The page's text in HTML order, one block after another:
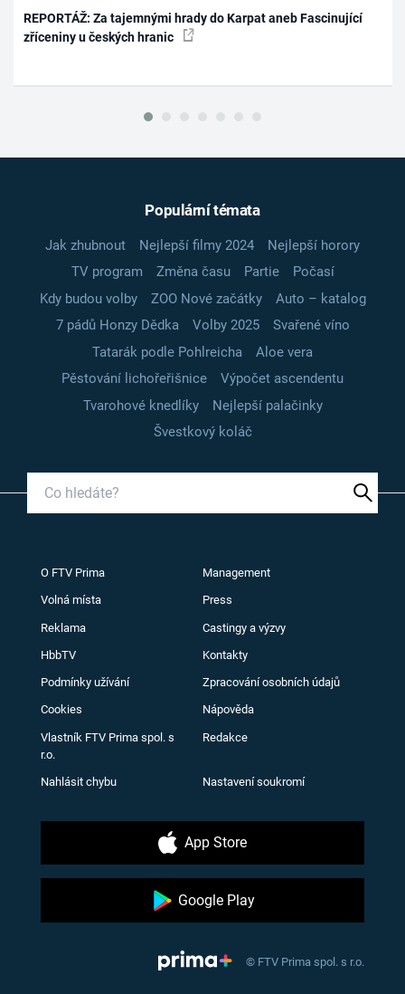
REPORTÁŽ: Za tajemnými hrady do Karpat aneb Fascinující
zříceniny u českých hranic
Populární témata
Jak zhubnout Nejlepší filmy 2024
Nejlepší horory
TV program
Změna času Partie
Počasí
Kdy budou volby
ZOO Nové začátky
Auto – katalog
7 pádů Honzy Dědka
Volby 2025
Svařené víno
Tatarák podle Pohlreicha
Aloe vera
Pěstování lichořeřišnice
Výpočet ascendentu
Tvarohové knedlíky
Nejlepší palačinky
Švestkový koláč
O FTV Prima Management
Volná místa Press
Reklama Castingy a výzvy
HbbTV Kontakty
Podmínky užívání Zpracování osobních údajů
Cookies Nápověda
Vlastník FTV Prima spol. s
r.o.
Redakce
Nahlásit chybu Nastavení soukromí
App Store
Google Play
© FTV Prima spol. s r.o.